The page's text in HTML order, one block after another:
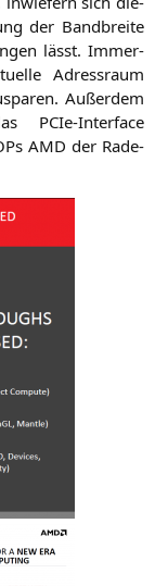
der Band­brei­te
lässt. Immer­
Adress­raum
Außer­dem
PCIe-Inter­face
AMD der Rade­